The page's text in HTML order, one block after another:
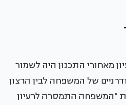
מאחורי התכנון היה לשמור
של המשפחה לבין הרצון
"המשפחה התמסרה לרעיון